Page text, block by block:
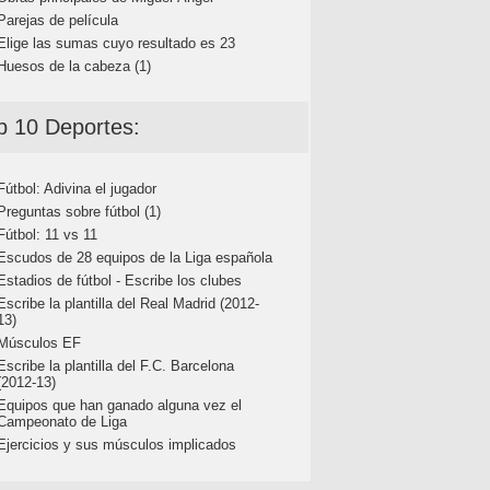
de película
las sumas cuyo resultado es 23
de la cabeza (1)
10 Deportes:
Adivina el jugador
sobre fútbol (1)
11 vs 11
de 28 equipos de la Liga española
de fútbol - Escribe los clubes
la plantilla del Real Madrid (2012-
EF
la plantilla del F.C. Barcelona
13)
que han ganado alguna vez el
de Liga
y sus músculos implicados